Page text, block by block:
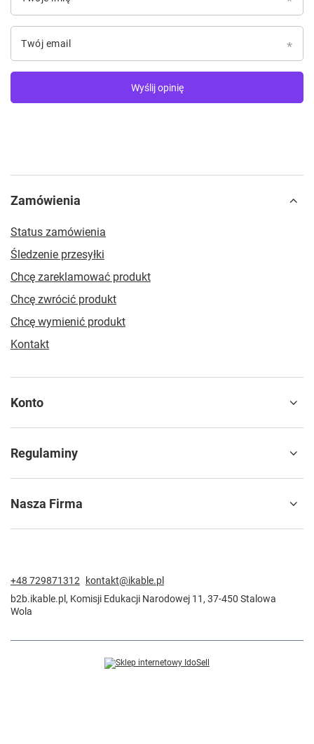
Twój email
Wyślij opinię
Zamówienia
Status zamówienia
Śledzenie przesyłki
Chcę zareklamować produkt
Chcę zwrócić produkt
Chcę wymienić produkt
Kontakt
Konto
Regulaminy
Nasza Firma
+48 729871312
kontakt@ikable.pl
b2b.ikable.pl , Komisji Edukacji Narodowej 11 , 37-450 Stalowa
Wola